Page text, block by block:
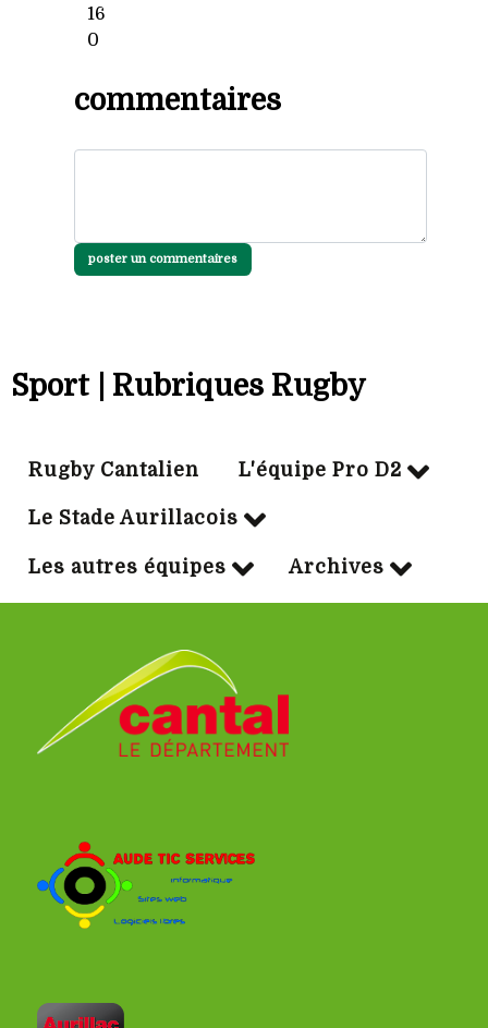
16
0
commentaires
poster un commentaires
Sport | Rubriques Rugby
Rugby Cantalien L'équipe Pro D2
Le Stade Aurillacois
Les autres équipes Archives